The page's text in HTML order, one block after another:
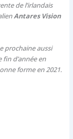
de l’irlandais
Antares Vision
prochaine aussi
d’année en
forme en 2021.